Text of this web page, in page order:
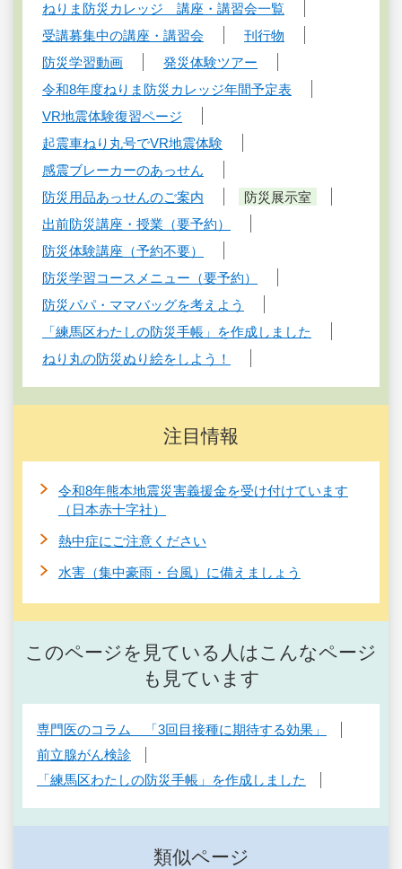
ねりま防災カレッジ 講座・講習会一覧
受講募集中の講座・講習会
刊行物
防災学習動画
発災体験ツアー
令和8年度ねりま防災カレッジ年間予定表
VR地震体験復習ページ
起震車ねり丸号でVR地震体験
感震ブレーカーのあっせん
防災用品あっせんのご案内
防災展示室
出前防災講座・授業（要予約）
防災体験講座（予約不要）
防災学習コースメニュー（要予約）
防災パパ・ママバッグを考えよう
「練馬区わたしの防災手帳」を作成しました
ねり丸の防災ぬり絵をしよう！
注目情報
令和8年熊本地震災害義援金を受け付けています
（日本赤十字社）
熱中症にご注意ください
水害（集中豪雨・台風）に備えましょう
このページを見ている人はこんなページ
も見ています
専門医のコラム 「3回目接種に期待する効果」
前立腺がん検診
「練馬区わたしの防災手帳」を作成しました
類似ページ